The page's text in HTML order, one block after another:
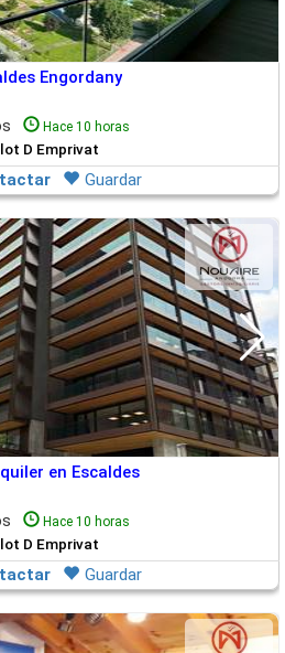
Engordany
Hace 10 horas
D Emprivat
Guardar
en Escaldes
Hace 10 horas
D Emprivat
Guardar